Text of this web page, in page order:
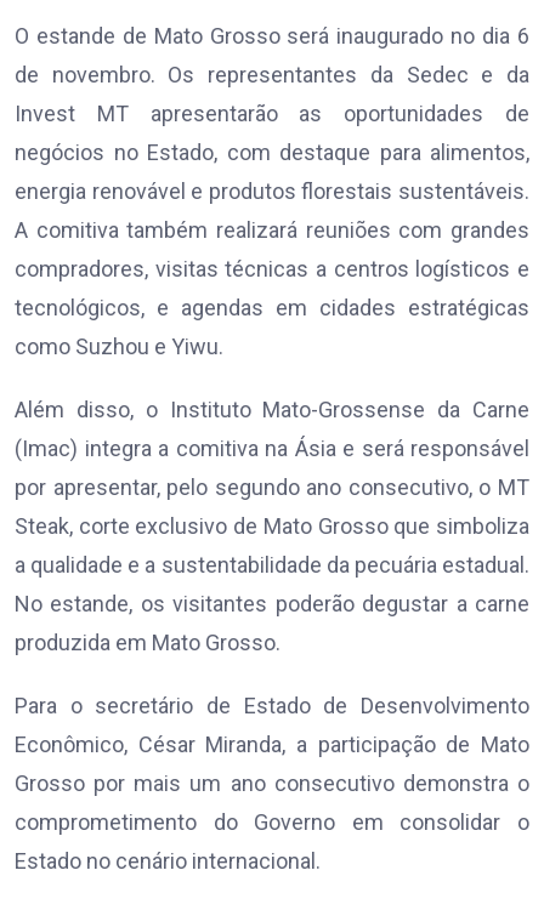
O estande de Mato Grosso será inaugurado no dia 6
de novembro. Os representantes da Sedec e da
Invest MT apresentarão as oportunidades de
negócios no Estado, com destaque para alimentos,
energia renovável e produtos florestais sustentáveis.
A comitiva também realizará reuniões com grandes
compradores, visitas técnicas a centros logísticos e
tecnológicos, e agendas em cidades estratégicas
como Suzhou e Yiwu.
Além disso, o Instituto Mato-Grossense da Carne
(Imac) integra a comitiva na Ásia e será responsável
por apresentar, pelo segundo ano consecutivo, o MT
Steak, corte exclusivo de Mato Grosso que simboliza
a qualidade e a sustentabilidade da pecuária estadual.
No estande, os visitantes poderão degustar a carne
produzida em Mato Grosso.
Para o secretário de Estado de Desenvolvimento
Econômico, César Miranda, a participação de Mato
Grosso por mais um ano consecutivo demonstra o
comprometimento do Governo em consolidar o
Estado no cenário internacional.